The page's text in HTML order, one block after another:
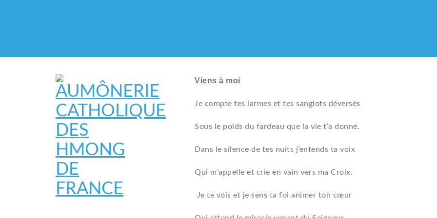
Viens à moi
Je compte tes larmes et tes sanglots déversés
Sous le poids du fardeau que la vie t’a donné.
Dans le silence de tes nuits j’entends ta voix
Qui m’appelle et crie en vain vers ma Croix.
Je te vois et je sens ta foi animer ton cœur